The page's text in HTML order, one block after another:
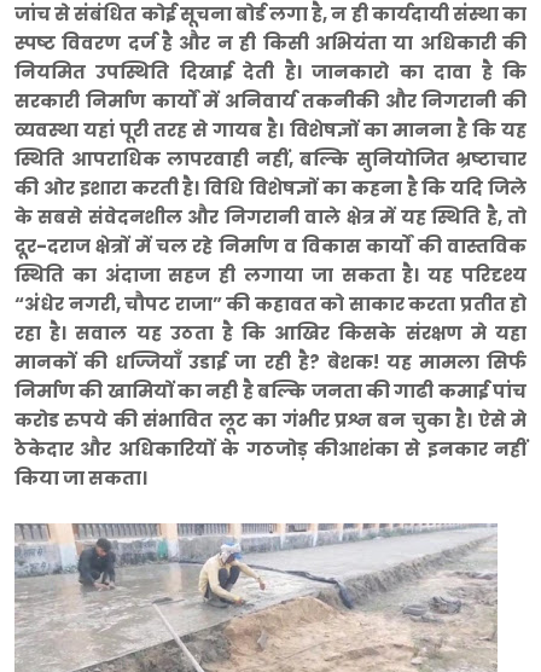
जांच से संबंधित कोई सूचना बोर्ड लगा है, न ही कार्यदायी संस्था का
स्पष्ट विवरण दर्ज है और न ही किसी अभियंता या अधिकारी की
नियमित उपस्थिति दिखाई देती है। जानकारो का दावा है कि
सरकारी निर्माण कार्यों में अनिवार्य तकनीकी और निगरानी की
व्यवस्था यहां पूरी तरह से गायब है। विशेषज्ञों का मानना है कि यह
स्थिति आपराधिक लापरवाही नहीं, बल्कि सुनियोजित भ्रष्टाचार
की ओर इशारा करती है।विधि विशेषज्ञों का कहना है कि यदि जिले
के सबसे संवेदनशील और निगरानी वाले क्षेत्र में यह स्थिति है, तो
दूर-दराज क्षेत्रों में चल रहे निर्माण व विकास कार्यों की वास्तविक
स्थिति का अंदाजा सहज ही लगाया जा सकता है। यह परिदृश्य
“अंधेर नगरी, चौपट राजा” की कहावत को साकार करता प्रतीत हो
रहा है। सवाल यह उठता है कि आखिर किसके संरक्षण मे यहा
मानकों की धज्जियाँ उडाई जा रही है? बेशक! यह मामला सिर्फ
निर्माण की खामियों का नही है बल्कि जनता की गाढी कमाई पांच
करोड रुपये की संभावित लूट का गंभीर प्रश्न बन चुका है। ऐसे मे
ठेकेदार और अधिकारियों के गठजोड़ कीआशंका से इनकार नहीं
किया जा सकता।